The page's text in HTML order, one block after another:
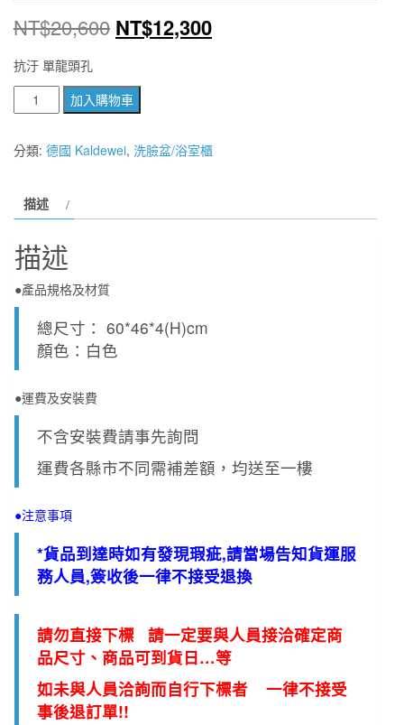
NT$20,600 原
價
NT$12,300目
抗汙 單龍頭孔
KALDEWEI
3040
上
檯
盆
(含
抗
量
加入購物車
分類: 德國 Kaldewei, 洗臉盆/浴室櫃
描述
描述
●產品規格及材質
總尺寸： 60*46*4(H)cm
顏色：白色
●運費及安裝費
不含安裝費請事先詢問
運費各縣市不同需補差額，均送至一樓
●注意事項
*貨品到達時如有發現瑕疵,請當場告知貨運服
務人員,簽收後一律不接受退換
請勿直接下標 請一定要與人員接洽確定商
品尺寸、商品可到貨日…等
如未與人員洽詢而自行下標者 一律不接受
事後退訂單!!